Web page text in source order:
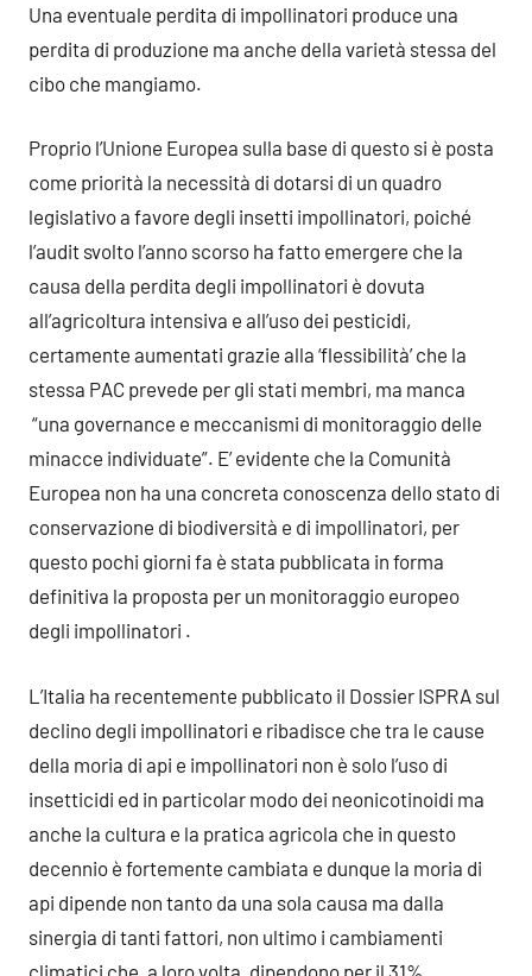
Una eventuale perdita di impollinatori produce una
perdita di produzione ma anche della varietà stessa del
cibo che mangiamo.
Proprio l’Unione Europea sulla base di questo si è posta
come priorità la necessità di dotarsi di un quadro
legislativo a favore degli insetti impollinatori, poiché
l’audit svolto l’anno scorso ha fatto emergere che la
causa della perdita degli impollinatori è dovuta
all’agricoltura intensiva e all’uso dei pesticidi,
certamente aumentati grazie alla ‘flessibilità’ che la
stessa PAC prevede per gli stati membri, ma manca
“una governance e meccanismi di monitoraggio delle
minacce individuate”. E’ evidente che la Comunità
Europea non ha una concreta conoscenza dello stato di
conservazione di biodiversità e di impollinatori, per
questo pochi giorni fa è stata pubblicata in forma
definitiva la proposta per un monitoraggio europeo
degli impollinatori .
L’Italia ha recentemente pubblicato il Dossier ISPRA sul
declino degli impollinatori e ribadisce che tra le cause
della moria di api e impollinatori non è solo l’uso di
insetticidi ed in particolar modo dei neonicotinoidi ma
anche la cultura e la pratica agricola che in questo
decennio è fortemente cambiata e dunque la moria di
api dipende non tanto da una sola causa ma dalla
sinergia di tanti fattori, non ultimo i cambiamenti
climatici che, a loro volta, dipendono per il 31%